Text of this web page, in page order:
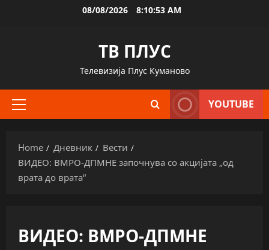
08/08/2026 8:10:54 AM
ТВ ПЛУС
Телевизија Плус Куманово
Primary
YOUTUBE
Home Дневник
Вести
ВИДЕО: ВМРО-ДПМНЕ започнува со акцијата „од
врата до врата“
ВИДЕО: ВМРО-ДПМНЕ